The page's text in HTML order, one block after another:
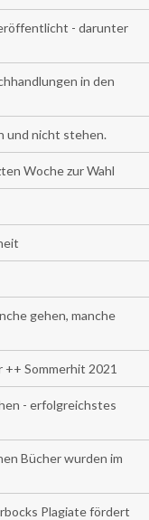
- darunter
in den
und nicht stehen.
Woche zur Wahl
gehen, manche
Sommerhit 2021
- erfolgreichstes
Bücher wurden im
Plagiate fördert